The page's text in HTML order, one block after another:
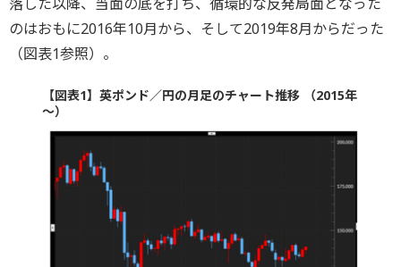
のはおもに2016年10月から、そして2019年8月からだった
（図表1参照）。
【図表1】英ポンド／円の月足のチャート推移 （2015年
～）